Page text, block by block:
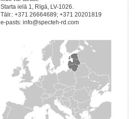
Starta ielā 1, Rīgā, LV-1026.
Tālr.: +371 26664689; +371 20201819
e-pasts: info@specteh-rd.com